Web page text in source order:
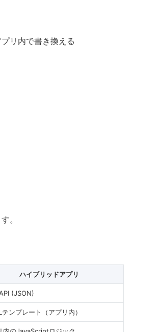
リ内で書き換える
。
ハイブリッドアプリ
(JSON)
ンプレート（アプリ内）